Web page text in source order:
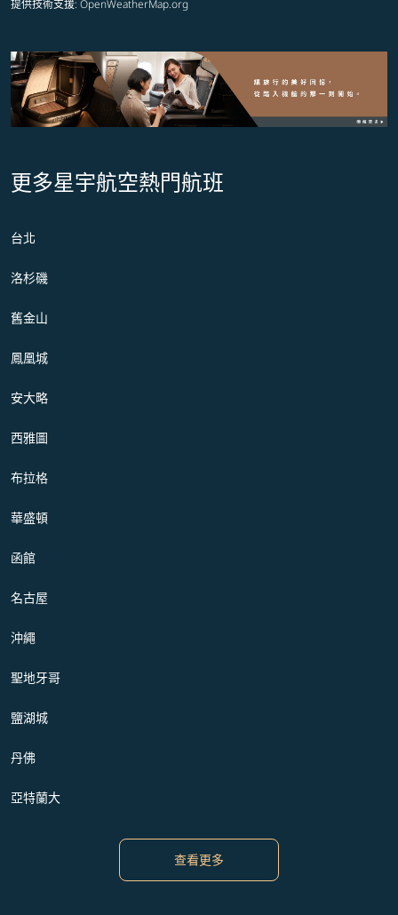
提供技術支援: OpenWeatherMap.org
更多星宇航空熱門航班
台北
洛杉磯
舊金山
鳳凰城
安大略
西雅圖
布拉格
華盛頓
函館
名古屋
沖繩
聖地牙哥
鹽湖城
丹佛
亞特蘭大
查看更多